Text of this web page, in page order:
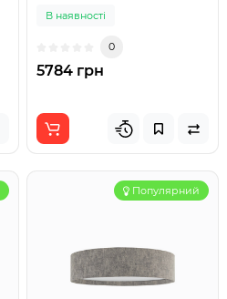
В наявності
0
5784 грн
Популярний